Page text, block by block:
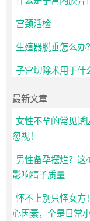
宫颈活检
生殖器脱垂怎么办？
子宫切除术用于什
最新文章
女性不孕的常见诱
忽视！
男性备孕摆烂？这
影响精子质量
怀不上别只怪女方
心因素，全是日常